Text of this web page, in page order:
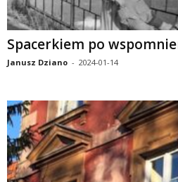
Spacerkiem po
Janusz Dziano - 2024-01-14